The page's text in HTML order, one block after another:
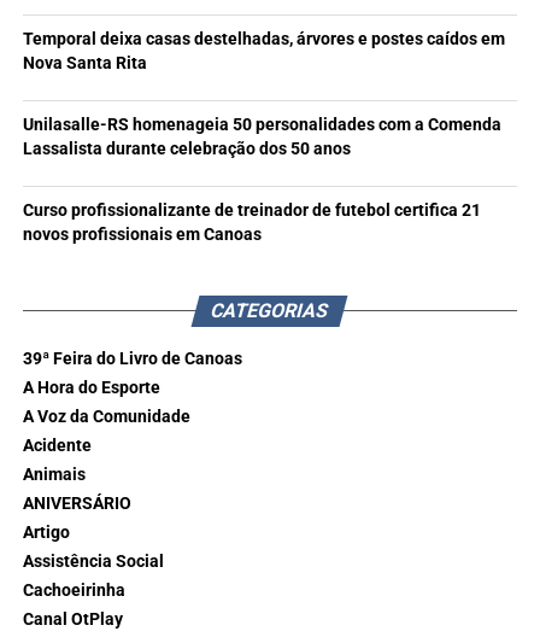
Temporal deixa casas destelhadas, árvores e postes caídos em
Nova Santa Rita
Unilasalle-RS homenageia 50 personalidades com a Comenda
Lassalista durante celebração dos 50 anos
Curso profissionalizante de treinador de futebol certifica 21
novos profissionais em Canoas
CATEGORIAS
39ª Feira do Livro de Canoas
A Hora do Esporte
A Voz da Comunidade
Acidente
Animais
ANIVERSÁRIO
Artigo
Assistência Social
Cachoeirinha
Canal OtPlay